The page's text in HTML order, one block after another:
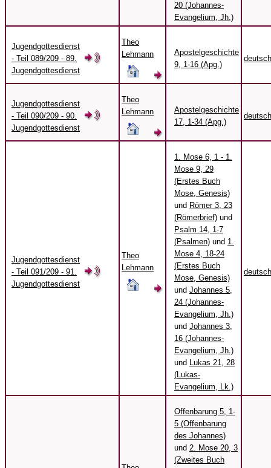
20 (Johannes-
Evangelium, Jh.)
Jugendgottesdienst
- Teil 089/209 - 89.
Jugendgottesdienst
Theo
Lehmann
Apostelgeschichte
9, 1-16 (Apg.)
deutsch
Jugendgottesdienst
- Teil 090/209 - 90.
Jugendgottesdienst
Theo
Lehmann
Apostelgeschichte
17, 1-34 (Apg.)
deutsch
Jugendgottesdienst
- Teil 091/209 - 91.
Jugendgottesdienst
Theo
Lehmann
1. Mose 6, 1 - 1.
Mose 9, 29
(Erstes Buch
Mose, Genesis)
und Römer 3, 23
(Römerbrief) und
Psalm 14, 1-7
(Psalmen) und 1.
Mose 4, 18-24
(Erstes Buch
Mose, Genesis)
und Johannes 5,
24 (Johannes-
Evangelium, Jh.)
und Johannes 3,
16 (Johannes-
Evangelium, Jh.)
und Lukas 21, 28
(Lukas-
Evangelium, Lk.)
deutsch
Offenbarung 5, 1-
5 (Offenbarung
des Johannes)
und 2. Mose 20, 3
(Zweites Buch